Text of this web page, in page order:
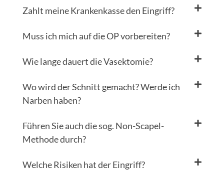
Zahlt meine Krankenkasse den Eingriff?
Muss ich mich auf die OP vorbereiten?
Wie lange dauert die Vasektomie?
Wo wird der Schnitt gemacht? Werde ich
Narben haben?
Führen Sie auch die sog. Non-Scapel-
Methode durch?
Welche Risiken hat der Eingriff?